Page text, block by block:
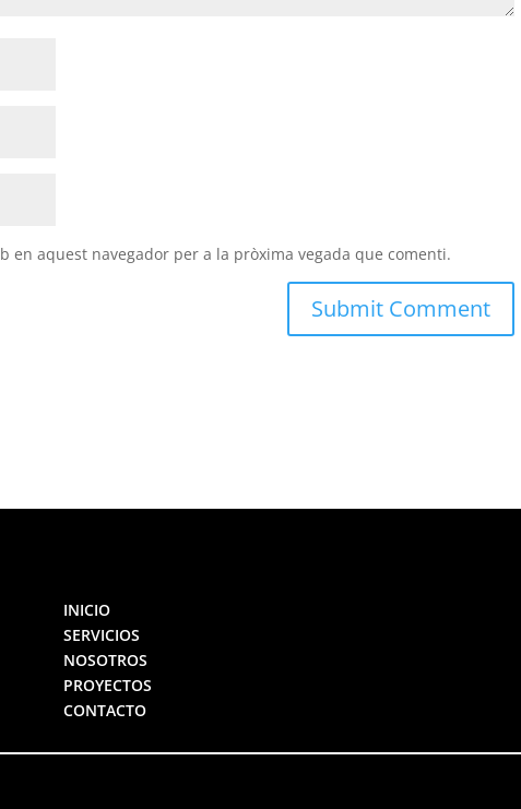
en aquest navegador per a la pròxima vegada que comenti.
INICIO
SERVICIOS
NOSOTROS
PROYECTOS
CONTACTO